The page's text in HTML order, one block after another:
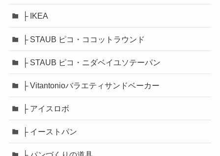
├ IKEA
├ STAUB ピコ・ココットラウンド
├ STAUB ピコ・ニダベイユソテーパン
├ Vitantonioバラエティサンドベーカー
├ アイスロボ
├ イーストパン